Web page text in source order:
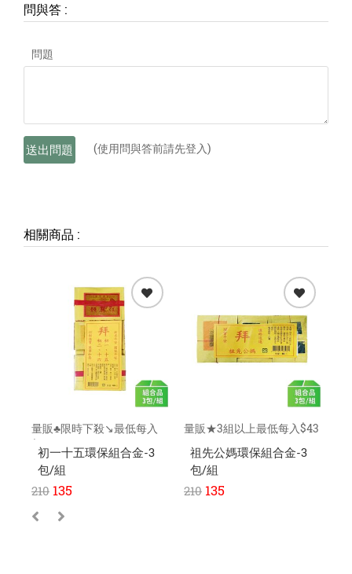
問與答 :
問題
送出問題 (使用問與答前請先登入)
相關商品 :
量販♣限時下殺↘️最低每入
$40元
初一十五環保組合金-3
包/組
210 135
量販★3組以上最低每入$43
元
祖先公媽環保組合金-3
包/組
210 135